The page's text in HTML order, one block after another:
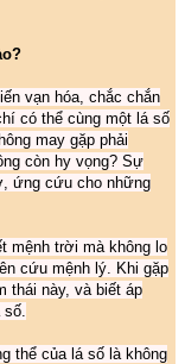
vạn hóa, chắc chắn
có thể cùng một lá số
may gặp phải
còn hy vọng? Sự
ứng cứu cho những
mệnh trời mà không lo
cứu mệnh lý. Khi gặp
thái này, và biết áp
thể của lá số là không